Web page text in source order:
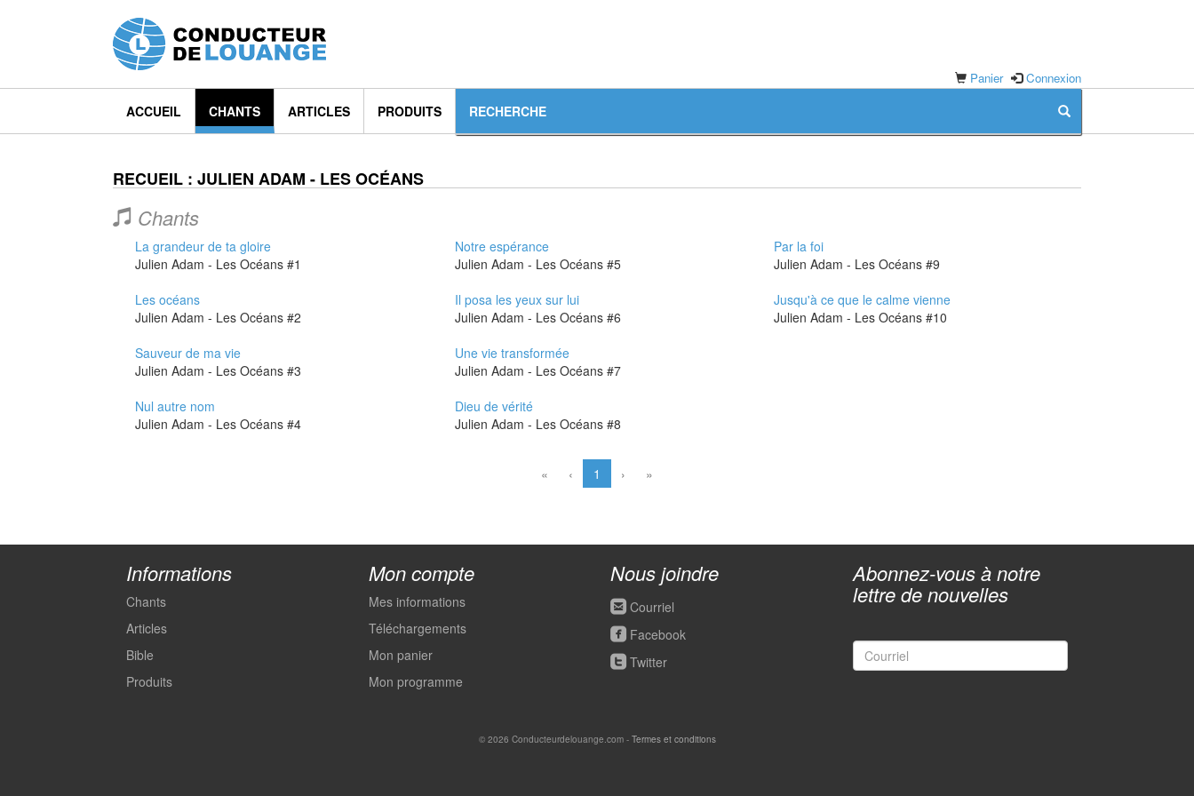
Panier Connexion
ACCUEIL CHANTS ARTICLES PRODUITS
RECUEIL : JULIEN ADAM - LES OCÉANS
Chants
La grandeur de ta gloire
Julien Adam - Les Océans #1
Les océans
Julien Adam - Les Océans #2
Sauveur de ma vie
Julien Adam - Les Océans #3
Nul autre nom
Julien Adam - Les Océans #4
Notre espérance
Julien Adam - Les Océans #5
Il posa les yeux sur lui
Julien Adam - Les Océans #6
Une vie transformée
Julien Adam - Les Océans #7
Dieu de vérité
Julien Adam - Les Océans #8
Par la foi
Julien Adam - Les Océans #9
Jusqu'à ce que le calme vienne
Julien Adam - Les Océans #10
« ‹ 1 › »
Informations
Chants
Articles
Bible
Produits
Mon compte
Mes informations
Téléchargements
Mon panier
Mon programme
Nous joindre
roundedemail Courriel
roundedfacebook Facebook
roundedtwitter Twitter
Abonnez-vous à notre
lettre de nouvelles
© 2026 Conducteurdelouange.com - Termes et conditions